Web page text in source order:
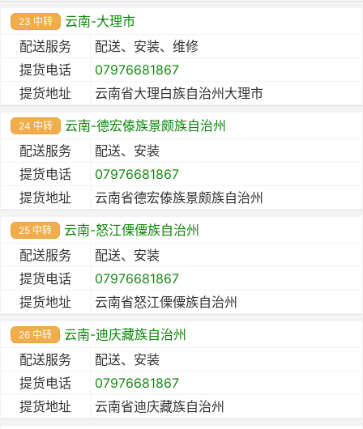
23 中转
云南-大理市
配送服务
配送、安装、维修
提货电话
07976681867
提货地址
云南省大理白族自治州大理市
24 中转
云南-德宏傣族景颇族自治州
配送服务
配送、安装
提货电话
07976681867
提货地址
云南省德宏傣族景颇族自治州
25 中转
云南-怒江傈僳族自治州
配送服务
配送、安装
提货电话
07976681867
提货地址
云南省怒江傈僳族自治州
26 中转
云南-迪庆藏族自治州
配送服务
配送、安装
提货电话
07976681867
提货地址
云南省迪庆藏族自治州